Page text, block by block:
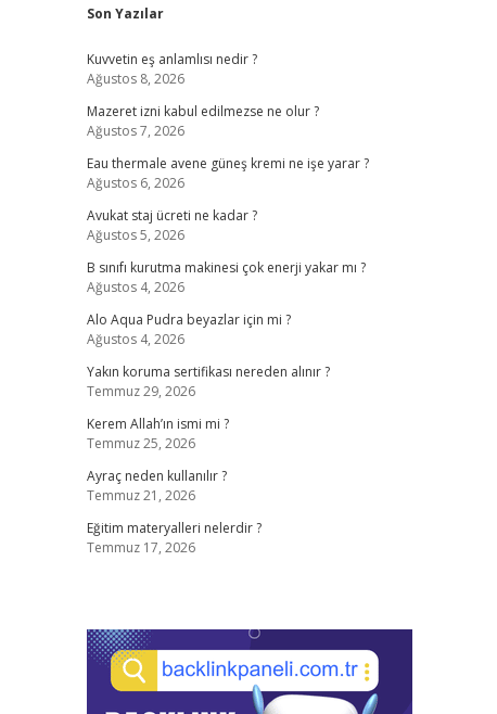
Sidebar
Son Yazılar
Kuvvetin eş anlamlısı nedir ?
Ağustos 8, 2026
Mazeret izni kabul edilmezse ne olur ?
Ağustos 7, 2026
Eau thermale avene güneş kremi ne işe yarar ?
Ağustos 6, 2026
Avukat staj ücreti ne kadar ?
Ağustos 5, 2026
B sınıfı kurutma makinesi çok enerji yakar mı ?
Ağustos 4, 2026
Alo Aqua Pudra beyazlar için mi ?
Ağustos 4, 2026
Yakın koruma sertifikası nereden alınır ?
Temmuz 29, 2026
Kerem Allah’ın ismi mi ?
Temmuz 25, 2026
Ayraç neden kullanılır ?
Temmuz 21, 2026
Eğitim materyalleri nelerdir ?
Temmuz 17, 2026